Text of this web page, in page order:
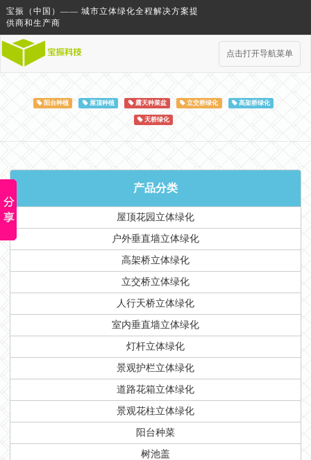
宝振（中国）—— 城市立体绿化全程解决方案提
供商和生产商
点击打开导航菜单
阳台种植 屋顶种植 露天种菜盆 立交桥绿化 高架桥绿化
天桥绿化
产品分类
屋顶花园立体绿化
户外垂直墙立体绿化
高架桥立体绿化
立交桥立体绿化
人行天桥立体绿化
室内垂直墙立体绿化
灯杆立体绿化
景观护栏立体绿化
道路花箱立体绿化
景观花柱立体绿化
阳台种菜
树池盖